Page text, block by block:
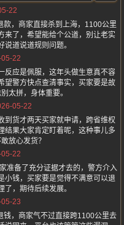
22
，商家直接杀到上海，1100公里
来了，希望能给个公道，别让老实
道说道规则问题。
22
反应是佩服，这年头做生意真不容
望警方快点查清事实，买家要是故
太拼，身体重要。
05-22
到货才两天买家就申请，跨省维权
结果大家肯定盯着呢，这种事儿多
放心发货？
22
准备了充分证据才去的，警方介入
小钱，买家要是觉得不满意可以退
，期待后续发展。
23
钱，商家气不过直接跨1100公里去